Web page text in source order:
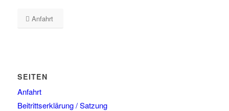
Anfahrt
SEITEN
Anfahrt
Beitrittserklärung / Satzung